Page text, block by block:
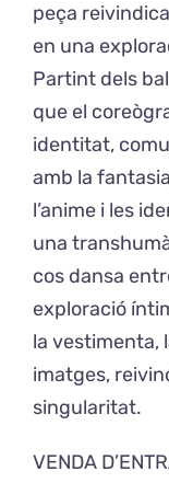
peça
en una
Partint dels
que el
identitat,
amb la
l’anime i les
una
cos dansa
exploració
la vestimenta,
imatges,
singularitat.
VENDA